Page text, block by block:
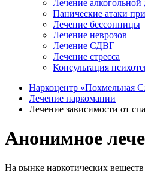
Лечение алкогольной
Панические атаки
Лечение бессонницы
Лечение неврозов
Лечение СДВГ
Лечение стресса
Консультация
Наркоцентр «Похмельная
Лечение наркомании
Лечение зависимости от
Анонимное
На рынке наркотических